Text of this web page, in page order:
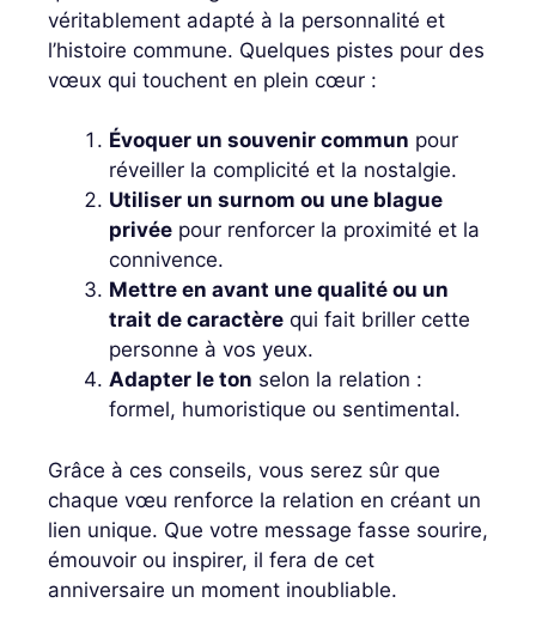
véritablement adapté à la personnalité et
l’histoire commune. Quelques pistes pour des
vœux qui touchent en plein cœur :
Évoquer un souvenir commun pour
réveiller la complicité et la nostalgie.
Utiliser un surnom ou une blague
privée pour renforcer la proximité et la
connivence.
Mettre en avant une qualité ou un
trait de caractère qui fait briller cette
personne à vos yeux.
Adapter le ton selon la relation :
formel, humoristique ou sentimental.
Grâce à ces conseils, vous serez sûr que
chaque vœu renforce la relation en créant un
lien unique. Que votre message fasse sourire,
émouvoir ou inspirer, il fera de cet
anniversaire un moment inoubliable.